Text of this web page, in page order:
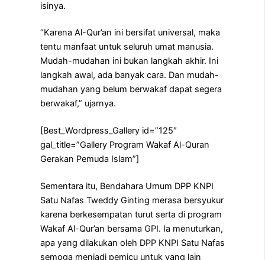
isinya.
“Karena Al-Qur’an ini bersifat universal, maka
tentu manfaat untuk seluruh umat manusia.
Mudah-mudahan ini bukan langkah akhir. Ini
langkah awal, ada banyak cara. Dan mudah-
mudahan yang belum berwakaf dapat segera
berwakaf,” ujarnya.
[Best_Wordpress_Gallery id=”125″
gal_title=”Gallery Program Wakaf Al-Quran
Gerakan Pemuda Islam”]
Sementara itu, Bendahara Umum DPP KNPI
Satu Nafas Tweddy Ginting merasa bersyukur
karena berkesempatan turut serta di program
Wakaf Al-Qur’an bersama GPI. Ia menuturkan,
apa yang dilakukan oleh DPP KNPI Satu Nafas
semoga menjadi pemicu untuk yang lain